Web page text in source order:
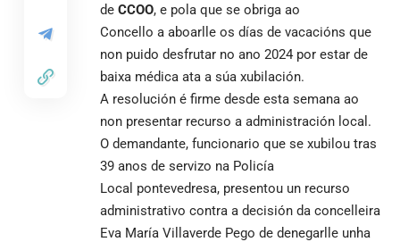
de CCOO, e pola que se obriga ao
Concello a aboarlle os días de vacacións que
non puido desfrutar no ano 2024 por estar de
baixa médica ata a súa xubilación.
A resolución é firme desde esta semana ao
non presentar recurso a administración local.
O demandante, funcionario que se xubilou tras
39 anos de servizo na Policía
Local pontevedresa, presentou un recurso
administrativo contra a decisión da concelleira
Eva María Villaverde Pego de denegarlle unha